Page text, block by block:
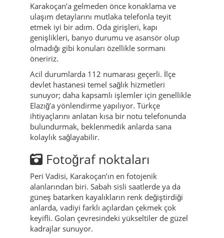
Karakoçan’a gelmeden önce konaklama ve
ulaşım detaylarını mutlaka telefonla teyit
etmek iyi bir adım. Oda girişleri, kapı
genişlikleri, banyo durumu ve asansör olup
olmadığı gibi konuları özellikle sormanı
öneririz.
Acil durumlarda 112 numarası geçerli. İlçe
devlet hastanesi temel sağlık hizmetleri
sunuyor; daha kapsamlı işlemler için genellikle
Elazığ’a yönlendirme yapılıyor. Türkçe
ihtiyaçlarını anlatan kısa bir notu telefonunda
bulundurmak, beklenmedik anlarda sana
kolaylık sağlayabilir.
Fotoğraf noktaları
Peri Vadisi, Karakoçan’ın en fotojenik
alanlarından biri. Sabah sisli saatlerde ya da
güneş batarken kayalıkların renk değiştirdiği
anlarda, vadiyi farklı açılardan çekmek çok
keyifli. Golan çevresindeki yükseltiler de güzel
kadrajlar sunuyor.